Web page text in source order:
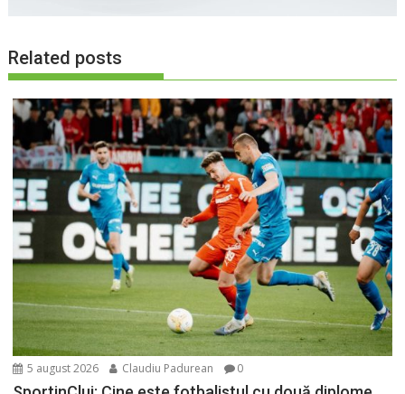
Related posts
5 august 2026 Claudiu Padurean 0